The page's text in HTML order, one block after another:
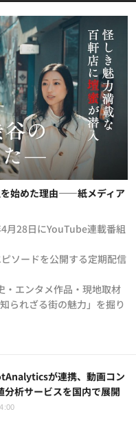
始めた理由——紙メディア
月28日にYouTube連載番組
ソードを公開する定期配信
・エンタメ作品・現地取材
られざる街の魅力」を掘り
が連携、動画コン
分析サービスを国内で展開